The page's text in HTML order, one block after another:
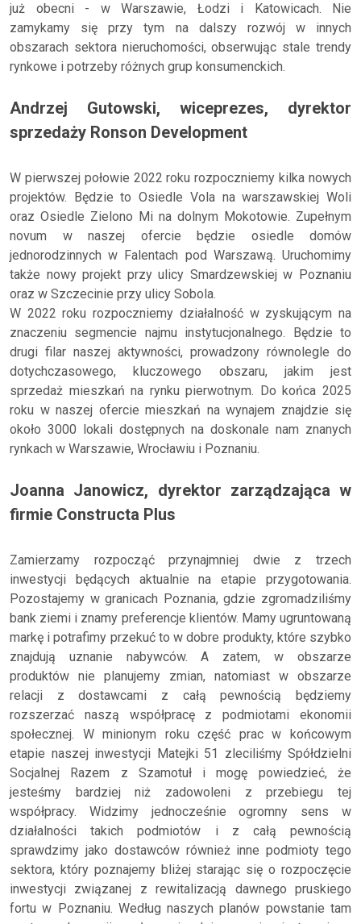
już obecni - w Warszawie, Łodzi i Katowicach. Nie
zamykamy się przy tym na dalszy rozwój w innych
obszarach sektora nieruchomości, obserwując stale trendy
rynkowe i potrzeby różnych grup konsumenckich.
Andrzej Gutowski, wiceprezes, dyrektor
sprzedaży Ronson Development
W pierwszej połowie 2022 roku rozpoczniemy kilka nowych
projektów. Będzie to Osiedle Vola na warszawskiej Woli
oraz Osiedle Zielono Mi na dolnym Mokotowie. Zupełnym
novum w naszej ofercie będzie osiedle domów
jednorodzinnych w Falentach pod Warszawą. Uruchomimy
także nowy projekt przy ulicy Smardzewskiej w Poznaniu
oraz w Szczecinie przy ulicy Sobola.
W 2022 roku rozpoczniemy działalność w zyskującym na
znaczeniu segmencie najmu instytucjonalnego. Będzie to
drugi filar naszej aktywności, prowadzony równolegle do
dotychczasowego, kluczowego obszaru, jakim jest
sprzedaż mieszkań na rynku pierwotnym. Do końca 2025
roku w naszej ofercie mieszkań na wynajem znajdzie się
około 3000 lokali dostępnych na doskonale nam znanych
rynkach w Warszawie, Wrocławiu i Poznaniu.
Joanna Janowicz, dyrektor zarządzająca w
firmie Constructa Plus
Zamierzamy rozpocząć przynajmniej dwie z trzech
inwestycji będących aktualnie na etapie przygotowania.
Pozostajemy w granicach Poznania, gdzie zgromadziliśmy
bank ziemi i znamy preferencje klientów. Mamy ugruntowaną
markę i potrafimy przekuć to w dobre produkty, które szybko
znajdują uznanie nabywców. A zatem, w obszarze
produktów nie planujemy zmian, natomiast w obszarze
relacji z dostawcami z całą pewnością będziemy
rozszerzać naszą współpracę z podmiotami ekonomii
społecznej. W minionym roku część prac w końcowym
etapie naszej inwestycji Matejki 51 zleciliśmy Spółdzielni
Socjalnej Razem z Szamotuł i mogę powiedzieć, że
jesteśmy bardziej niż zadowoleni z przebiegu tej
współpracy. Widzimy jednocześnie ogromny sens w
działalności takich podmiotów i z całą pewnością
sprawdzimy jako dostawców również inne podmioty tego
sektora, który poznajemy bliżej starając się o rozpoczęcie
inwestycji związanej z rewitalizacją dawnego pruskiego
fortu w Poznaniu. Według naszych planów powstanie tam